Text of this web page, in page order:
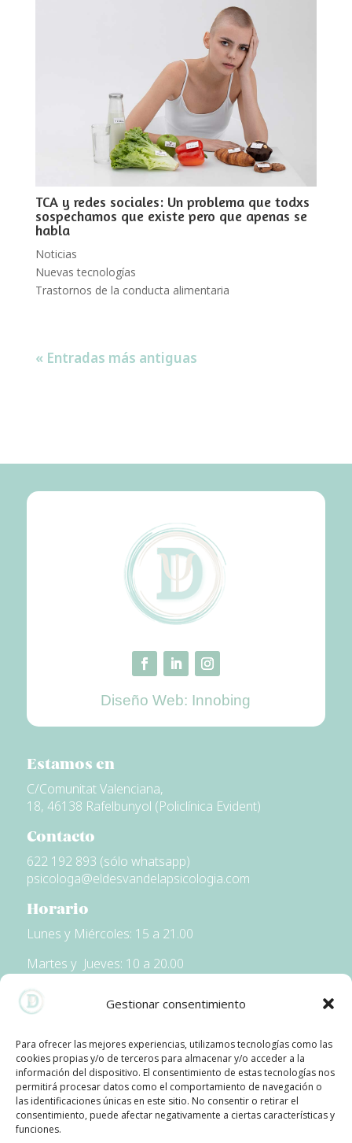
Gestionar consentimiento
Para ofrecer las mejores experiencias, utilizamos tecnologías como las
cookies propias y/o de terceros para almacenar y/o acceder a la
información del dispositivo. El consentimiento de estas tecnologías nos
permitirá procesar datos como el comportamiento de navegación o
las identificaciones únicas en este sitio. No consentir o retirar el
consentimiento, puede afectar negativamente a ciertas características y
funciones.
TCA y redes sociales: Un problema que todxs
sospechamos que existe pero que apenas se
habla
Noticias
Nuevas tecnologías
Trastornos de la conducta alimentaria
« Entradas más antiguas
Diseño Web: Innobing
Estamos en
C/Comunitat Valenciana,
18, 46138 Rafelbunyol (Policlínica Evident)
Contacto
622 192 893 (sólo whatsapp)
psicologa@eldesvandelapsicologia.com
Horario
Lunes y Miércoles: 15 a 21.00
Martes y Jueves: 10 a 20.00
Viernes: 9 a 12.00
Política de Privacidad
Aviso Legal
Política de Cookies